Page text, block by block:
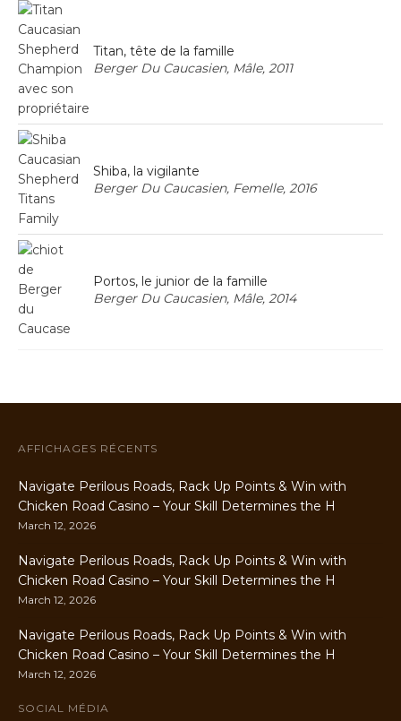
Titan, tête de la famille
Berger Du Caucasien, Mâle, 2011
Shiba, la vigilante
Berger Du Caucasien, Femelle, 2016
Portos, le junior de la famille
Berger Du Caucasien, Mâle, 2014
AFFICHAGES RÉCENTS
Navigate Perilous Roads, Rack Up Points & Win with
Chicken Road Casino – Your Skill Determines the H
March 12, 2026
Navigate Perilous Roads, Rack Up Points & Win with
Chicken Road Casino – Your Skill Determines the H
March 12, 2026
Navigate Perilous Roads, Rack Up Points & Win with
Chicken Road Casino – Your Skill Determines the H
March 12, 2026
SOCIAL MÉDIA